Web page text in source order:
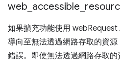
web accessible
如果擴充功能使用
導向至無法透過網路存取的資
錯誤。即使無法透過網路存取